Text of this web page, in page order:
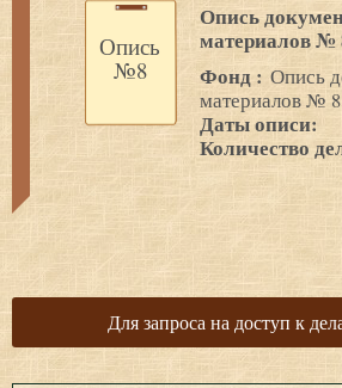
Опись
№8
Опись
материалов №
Фонд : Опись
материалов № 8
Даты описи:
Количество
Для запроса на доступ к